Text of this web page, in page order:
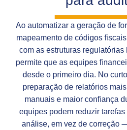
Ao automatizar a geração de
mapeamento de códigos
com as estruturas
permite que as equipes
desde o primeiro dia. No
preparação de relatórios
manuais e maior confiança
equipes podem reduzir
análise, em vez de correção